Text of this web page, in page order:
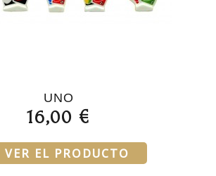
UNO
16,00 €
VER EL PRODUCTO
Products